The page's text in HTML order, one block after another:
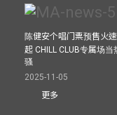
陈健安个唱门票预售火
起 CHILL CLUB专属场
骚
2025-11-05
更多